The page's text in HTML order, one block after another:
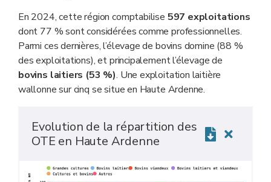
En 2024, cette région comptabilise 597 exploitations
dont 77 % sont considérées comme professionnelles.
Parmi ces dernières, l’élevage de bovins domine (88 %
des exploitations), et principalement l’élevage de
bovins laitiers (53 %). Une exploitation laitière
wallonne sur cinq se situe en Haute Ardenne.
Evolution de la répartition des
OTE en Haute Ardenne